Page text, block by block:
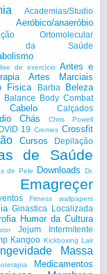
Academias/Studio
Aeróbico/anaeróbio
Ortomolecular
da Saúde
de exercício
Antes e
Artes Marciais
Fisica Barba Beleza
Balance Body Combat
Cabelo
Calçados
Chás
Chris Powell
19 Cremes Crossfit
Cursos Depilação
de Saúde
de Pele Downloads Dr.
Emagreçer
Fitness wallpapers
Ginastica Localizada
Humor da Cultura
Jejum Intermitente
Kangoo Kickboxing Lair
Massa
Medicamentos